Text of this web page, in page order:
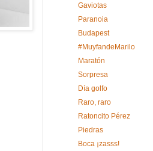
Gaviotas
Paranoia
Budapest
#MuyfandeMarilo
Maratón
Sorpresa
Día golfo
Raro, raro
Ratoncito Pérez
Piedras
Boca ¡zasss!